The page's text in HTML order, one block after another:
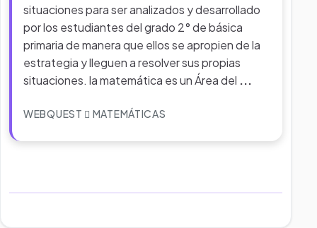
situaciones para ser analizados y desarrollado
por los estudiantes del grado 2° de básica
primaria de manera que ellos se apropien de la
estrategia y lleguen a resolver sus propias
situaciones. la matemática es un Área del ...
WEBQUEST MATEMÁTICAS